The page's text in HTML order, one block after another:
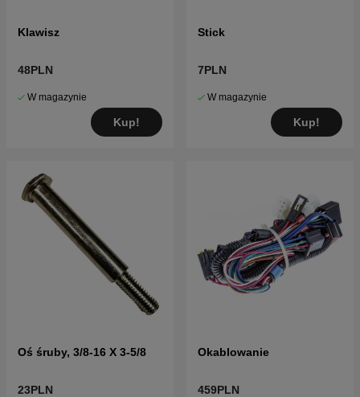
Klawisz
48PLN
W magazynie
Kup!
Stick
7PLN
W magazynie
Kup!
Oś śruby, 3/8-16 X 3-5/8
23PLN
Okablowanie
459PLN